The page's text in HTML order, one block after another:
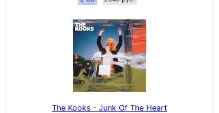
The Kooks - Junk Of The Heart